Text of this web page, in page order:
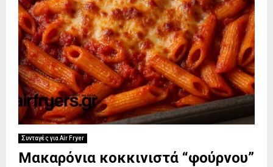
Συνταγές για Air Fryer
Μακαρόνια κοκκινιστά “φούρνου”